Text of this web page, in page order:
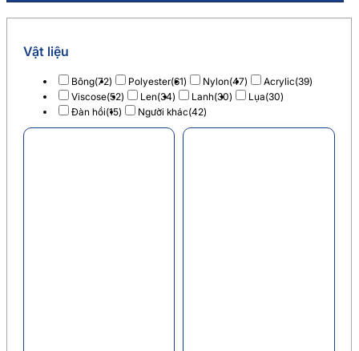
Vật liệu
Bông(72) Polyester(61) Nylon(47) Acrylic(39)
Viscose(52) Len(34) Lanh(30) Lụa(30)
Đàn hồi(15) Người khác(42)